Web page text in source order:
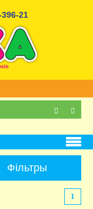
21
Фільтры
1